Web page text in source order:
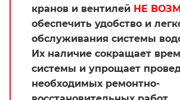
кранов и вентилей НЕ
обеспечить удобство и
обслуживания системы
Их наличие сокращает
системы и упрощает
необходимых ремонтно-